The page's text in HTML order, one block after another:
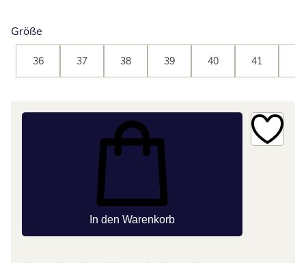
Größe
36 37 38 39 40 41
In den Warenkorb